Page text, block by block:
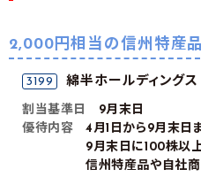
2,000円相当の信州特産
3199 綿半ホールディングス
割当基準日
9月末日
優待内容
4月1日から9月末日
9月末日に100株以上
信州特産品や自社